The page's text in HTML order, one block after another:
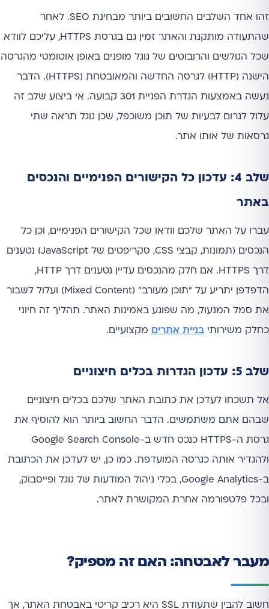
זהו אחד השלבים החשובים ביותר מבחינת SEO. לאחר
שהתעודה מותקנת והאתר זמין גם בגרסת HTTPS, עליכם לוודא
שכל הגולשים והרובוטים של גוגל מופנים באופן אוטומטי מהגרסה
הישנה (HTTP) לגרסה החדשה והמאובטחת (HTTPS). הדבר
נעשה באמצעות הגדרת הפניית 301 קבועה. אי ביצוע שלב זה
עלול לגרום לבעיות של תוכן משוכפל, שכן גוגל תראה שתי
גרסאות של אותו אתר.
שלב 4: עדכון כל הקישורים הפנימיים והנכסים
באתר
עברו על האתר שלכם וודאו שכל הקישורים הפנימיים, וכן כל
הנכסים (תמונות, קבצי CSS, סקריפטים של JavaScript) נטענים
דרך HTTPS. אם חלק מהנכסים עדיין נטענים דרך HTTP,
הדפדפן יתריע על "תוכן מעורב" (Mixed Content) ועלול לשבור
את סמל המנעול, מה שפוגע באמינות האתר. תהליך זה חיוני
כחלק משירותי בניית אתרים מקצועיים.
שלב 5: עדכון הגדרות בכלים חיצוניים
אל תשכחו לעדכן את כתובת האתר שלכם בכלים חיצוניים
שבהם אתם משתמשים. הדבר החשוב ביותר הוא להוסיף את
גרסת ה-HTTPS כנכס חדש ב-Google Search Console
ולהגדיר אותה כגרסה המועדפת. כמו כן, יש לעדכן את הכתובת
ב-Google Analytics, בכלי ניהול המודעות של גוגל ופייסבוק,
ובכל פלטפורמה אחרת המקושרת לאתר.
מעבר לאבטחה: האם זה מספיק?
חשוב להבין שתעודת SSL היא רכיב קריטי באבטחת האתר, אך